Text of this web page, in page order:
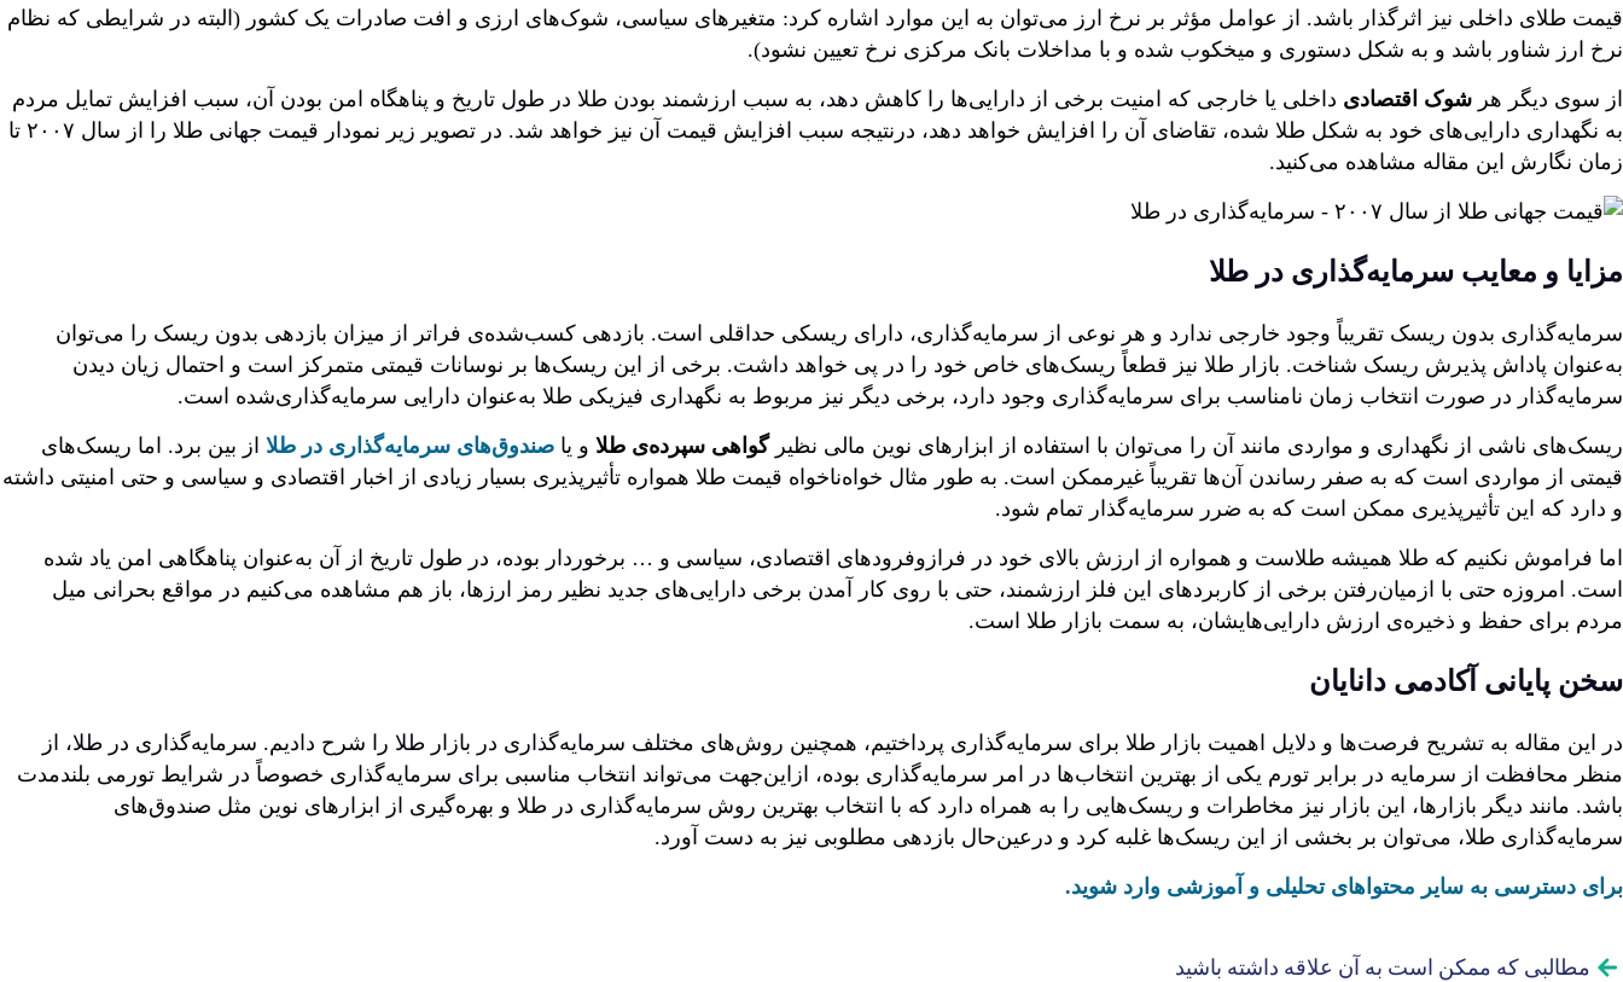
قیمت طلای داخلی نیز اثرگذار باشد. از عوامل مؤثر بر نرخ ارز می‌توان به این موارد اشاره کرد: متغیرهای سیاسی، شوک‌های ارزی و افت صادرات یک کشور (البته در شرایطی که نظام
نرخ ارز شناور باشد و به شکل دستوری و میخکوب شده و با مداخلات بانک مرکزی نرخ تعیین نشود).
از سوی دیگر هر شوک اقتصادی داخلی یا خارجی که امنیت برخی از دارایی‌ها را کاهش دهد، به سبب ارزشمند بودن طلا در طول تاریخ و پناهگاه امن بودن آن، سبب افزایش تمایل مردم
به نگهداری دارایی‌های خود به شکل طلا شده، تقاضای آن را افزایش خواهد دهد، درنتیجه سبب افزایش قیمت آن نیز خواهد شد. در تصویر زیر نمودار قیمت جهانی طلا را از سال ۲۰۰۷ تا
زمان نگارش این مقاله مشاهده می‌کنید.
مزایا و معایب سرمایه‌گذاری در طلا
سرمایه‌گذاری بدون ریسک تقریباً وجود خارجی ندارد و هر نوعی از سرمایه‌گذاری، دارای ریسکی حداقلی است. بازدهی کسب‌شده‌ی فراتر از میزان بازدهی بدون ریسک را می‌توان
به‌عنوان پاداش پذیرش ریسک شناخت. بازار طلا نیز قطعاً ریسک‌های خاص خود را در پی خواهد داشت. برخی از این ریسک‌ها بر نوسانات قیمتی متمرکز است و احتمال زیان دیدن
سرمایه‌گذار در صورت انتخاب زمان نامناسب برای سرمایه‌گذاری وجود دارد، برخی دیگر نیز مربوط به نگهداری فیزیکی طلا به‌عنوان دارایی سرمایه‌گذاری‌شده است.
ریسک‌های ناشی از نگهداری و مواردی مانند آن را می‌توان با استفاده از ابزارهای نوین مالی نظیرگواهی سپرده‌ی طلا و یا صندوق‌های سرمایه‌گذاری در طلا از بین برد. اما ریسک‌های
قیمتی از مواردی است که به صفر رساندن آن‌ها تقریباً غیرممکن است. به طور مثال خواه‌ناخواه قیمت طلا همواره تأثیرپذیری بسیار زیادی از اخبار اقتصادی و سیاسی و حتی امنیتی داشته
و دارد که این تأثیرپذیری ممکن است که به ضرر سرمایه‌گذار تمام شود.
اما فراموش نکنیم که طلا همیشه طلاست و همواره از ارزش بالای خود در فرازوفرودهای اقتصادی، سیاسی و … برخوردار بوده، در طول تاریخ از آن به‌عنوان پناهگاهی امن یاد شده
است. امروزه حتی با ازمیان‌رفتن برخی از کاربردهای این فلز ارزشمند، حتی با روی کار آمدن برخی دارایی‌های جدید نظیر رمز ارزها، باز هم مشاهده می‌کنیم در مواقع بحرانی میل
مردم برای حفظ و ذخیره‌ی ارزش دارایی‌هایشان، به سمت بازار طلا است.
سخن پایانی آکادمی دانایان
در این مقاله به تشریح فرصت‌ها و دلایل اهمیت بازار طلا برای سرمایه‌گذاری پرداختیم، همچنین روش‌های مختلف سرمایه‌گذاری در بازار طلا را شرح دادیم. سرمایه‌گذاری در طلا، از
منظر محافظت از سرمایه در برابر تورم یکی از بهترین انتخاب‌ها در امر سرمایه‌گذاری بوده، ازاین‌جهت می‌تواند انتخاب مناسبی برای سرمایه‌گذاری خصوصاً در شرایط تورمی بلندمدت
باشد. مانند دیگر بازارها، این بازار نیز مخاطرات و ریسک‌هایی را به همراه دارد که با انتخاب بهترین روش سرمایه‌گذاری در طلا و بهره‌گیری از ابزارهای نوین مثل صندوق‌های
سرمایه‌گذاری طلا، می‌توان بر بخشی از این ریسک‌ها غلبه کرد و درعین‌حال بازدهی مطلوبی نیز به دست آورد.
برای دسترسی به سایر محتواهای تحلیلی و آموزشی وارد شوید.
مطالبی که ممکن است به آن علاقه داشته باشید